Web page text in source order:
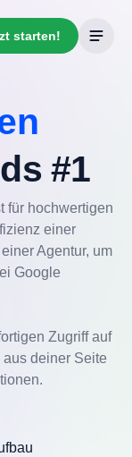
starten!
#1
für hochwertigen
einer
Agentur, um
Google
Zugriff auf
deiner Seite